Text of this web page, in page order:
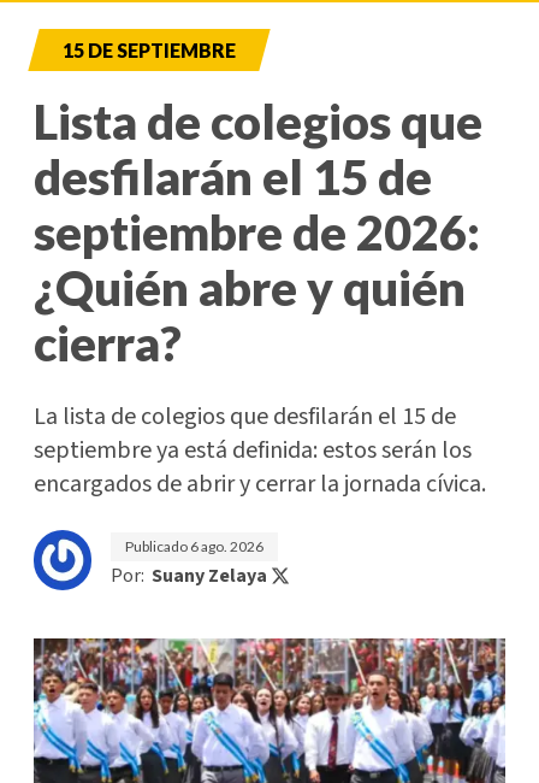
15 DE SEPTIEMBRE
Lista de colegios que
desfilarán el 15 de
septiembre de 2026:
¿Quién abre y quién
cierra?
La lista de colegios que desfilarán el 15 de
septiembre ya está definida: estos serán los
encargados de abrir y cerrar la jornada cívica.
Publicado 6 ago. 2026
Por: Suany Zelaya